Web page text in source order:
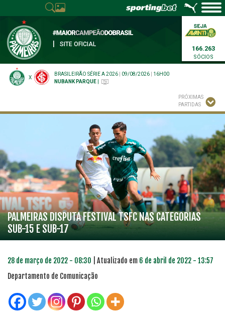
SITE OFICIAL
166.263
SÓCIOS
X
BRASILEIRÃO SÉRIE A 2026 09/08/2026
16H00
NUBANK PARQUE
PRÓXIMAS
PARTIDAS
PALMEIRAS DISPUTA FESTIVAL TSFC NAS CATEGORIAS
SUB-15 E SUB-17
28 de março de 2022 - 08:30 | Atualizado em 6 de abril de 2022 - 13:57
Departamento de Comunicação